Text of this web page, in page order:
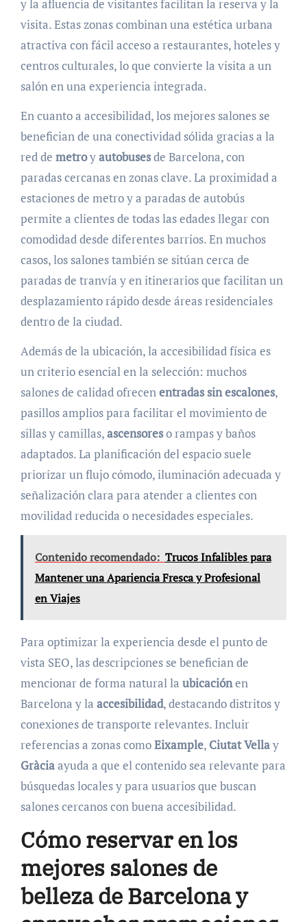
y la afluencia de visitantes facilitan la reserva y la
visita. Estas zonas combinan una estética urbana
atractiva con fácil acceso a restaurantes, hoteles y
centros culturales, lo que convierte la visita a un
salón en una experiencia integrada.
En cuanto a accesibilidad, los mejores salones se
benefician de una conectividad sólida gracias a la
red de metroyautobusesde Barcelona, con
paradas cercanas en zonas clave. La proximidad a
estaciones de metro y a paradas de autobús
permite a clientes de todas las edades llegar con
comodidad desde diferentes barrios. En muchos
casos, los salones también se sitúan cerca de
paradas de tranvía y en itinerarios que facilitan un
desplazamiento rápido desde áreas residenciales
dentro de la ciudad.
Además de la ubicación, la accesibilidad física es
un criterio esencial en la selección: muchos
salones de calidad ofrecenentradas sin escalones,
pasillos amplios para facilitar el movimiento de
sillas y camillas,ascensoreso rampas y baños
adaptados. La planificación del espacio suele
priorizar un flujo cómodo, iluminación adecuada y
señalización clara para atender a clientes con
movilidad reducida o necesidades especiales.
Contenido recomendado: Trucos Infalibles para
Mantener una Apariencia Fresca y Profesional
en Viajes
Para optimizar la experiencia desde el punto de
vista SEO, las descripciones se benefician de
mencionar de forma natural la ubicaciónen
Barcelona y la accesibilidad, destacando distritos y
conexiones de transporte relevantes. Incluir
referencias a zonas comoEixample, Ciutat Vellay
Gràciaayuda a que el contenido sea relevante para
búsquedas locales y para usuarios que buscan
salones cercanos con buena accesibilidad.
Cómo reservar en los
mejores salones de
belleza de Barcelona y